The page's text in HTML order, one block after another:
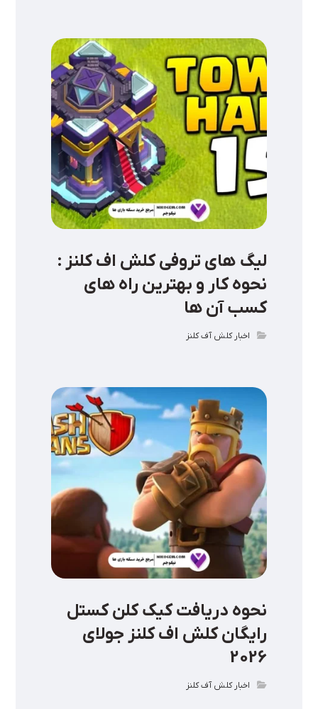
لیگ‌ های تروفی کلش اف کلنز :
نحوه کار و بهترین راه‌ های
کسب آن ها
اخبار کلش آف کلنز
نحوه دریافت کیک کلن کستل
رایگان کلش اف کلنز جولای
2026
اخبار کلش آف کلنز